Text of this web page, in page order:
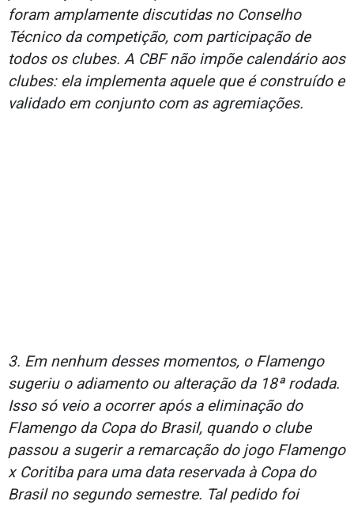
foram amplamente discutidas no Conselho
Técnico da competição, com participação de
todos os clubes. A CBF não impõe calendário aos
clubes: ela implementa aquele que é construído e
validado em conjunto com as agremiações.
3. Em nenhum desses momentos, o Flamengo
sugeriu o adiamento ou alteração da 18ª rodada.
Isso só veio a ocorrer após a eliminação do
Flamengo da Copa do Brasil, quando o clube
passou a sugerir a remarcação do jogo Flamengo
x Coritiba para uma data reservada à Copa do
Brasil no segundo semestre. Tal pedido foi